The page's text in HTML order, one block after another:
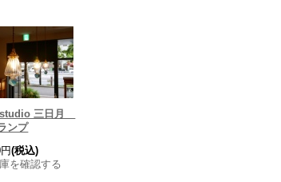
三日月
ンプ
(税込)
を確認する